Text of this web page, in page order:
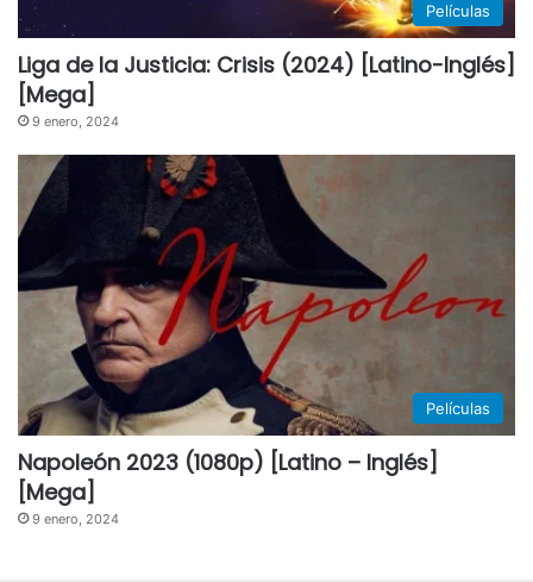
Películas
Liga de la Justicia: Crisis (2024) [Latino-Inglés]
[Mega]
9 enero, 2024
Películas
Napoleón 2023 (1080p) [Latino – Inglés]
[Mega]
9 enero, 2024